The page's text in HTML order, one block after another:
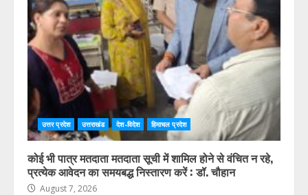
उत्तर प्रदेश उत्तराखंड देश-विदेश हिमाचल प्रदेश
कोई भी पात्र मतदाता मतदाता सूची में शामिल होने से वंचित न रहे,
प्रत्येक आवेदन का समयबद्ध निस्तारण करें : डॉ. चौहान
August 7, 2026